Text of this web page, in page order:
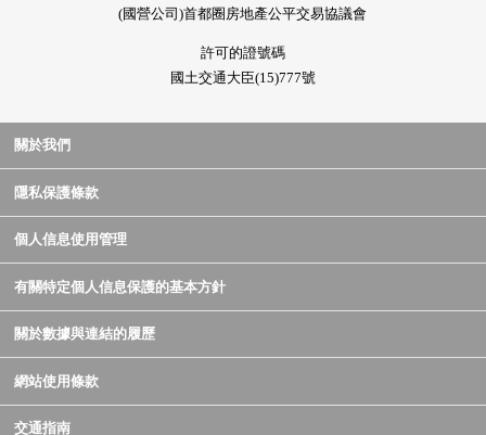
(國營公司)首都圈房地產公平交易協議會
許可的證號碼
國土交通大臣(15)777號
關於我們
隱私保護條款
個人信息使用管理
有關特定個人信息保護的基本方針
關於數據與連結的履歷
網站使用條款
交通指南